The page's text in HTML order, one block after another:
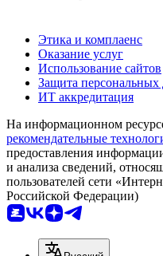
Этика и комплаенс
Оказание услуг
Использование сайтов
Защита
ИТ аккредитация
На информационном
рекомендательные
предоставления
и анализа сведений,
пользователей сети
Российской Федерации)